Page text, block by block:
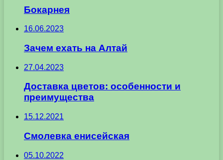
Бокарнея
16.06.2023
Зачем ехать на Алтай
27.04.2023
Доставка цветов: особенности и
преимущества
15.12.2021
Смолевка енисейская
05.10.2022